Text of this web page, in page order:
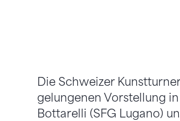
Die Schweizer
gelungenen Vorstellung
Bottarelli (SFG Lugano)